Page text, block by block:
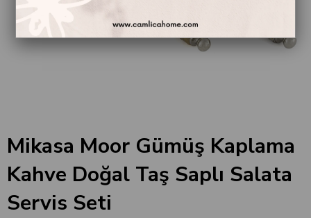
Mikasa Moor Gümüş Kaplama
Kahve Doğal Taş Saplı Salata
Servis Seti